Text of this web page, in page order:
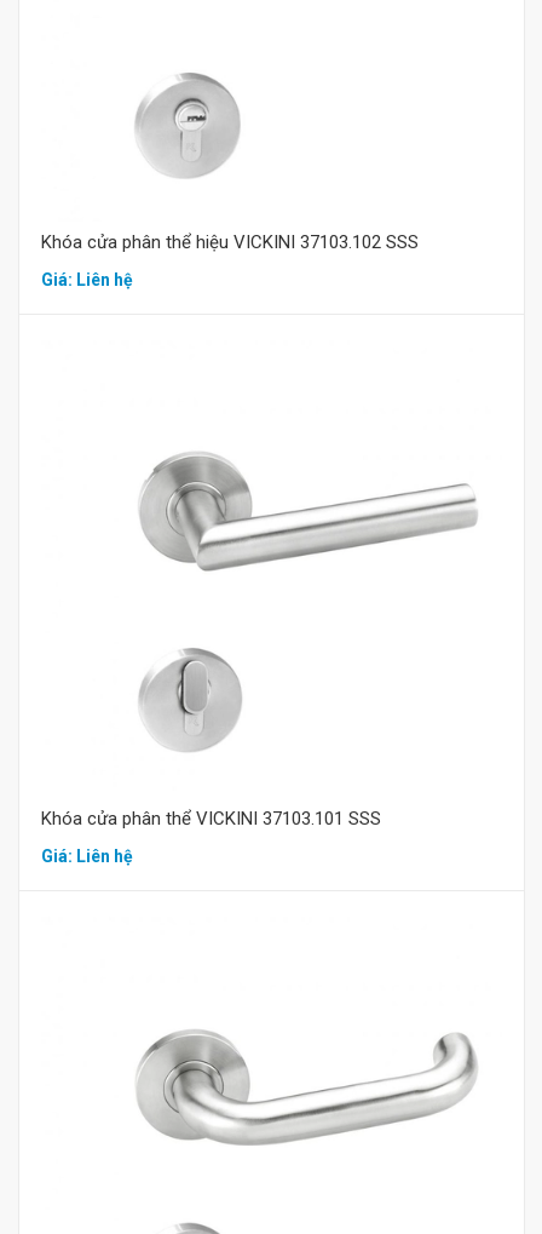
Khóa cửa phân thể hiệu VICKINI 37103.102 SSS
Giá: Liên hệ
Mua hàng
Khóa cửa phân thể VICKINI 37103.101 SSS
Giá: Liên hệ
Mua hàng